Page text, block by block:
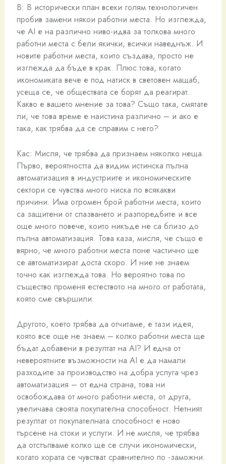
В: В исторически план всеки голям технологичен
пробив замени някои работни места. Но изглежда,
че AI е на различно ниво-идва за толкова много
работни места с бели якички, всички наведнъж. И
новите работни места, които създава, просто не
изглежда да бъде в крак. Плюс това, когато
икономиката вече е под натиск в световен мащаб,
усеща се, че обществата се борят да реагират.
Какво е вашето мнение за това? Също така, смятате
ли, че това време е наистина различно – и ако е
така, как трябва да се справим с него?
Кас: Мисля, че трябва да признаем няколко неща.
Първо, вероятността да видим истинска пълна
автоматизация в индустриите и икономическите
сектори се чувства много ниска по всякакви
причини. Има огромен брой работни места, които
са защитени от спазването и разпоредбите и все
още много повече, които никъде не са близо до
пълна автоматизация. Това каза, мисля, че също е
вярно, че много работни места поне частично ще
се автоматизират доста скоро. И ние не знаем
точно как изглежда това. Но вероятно това по
същество променя естеството на много от работата,
която сме свършили.
Другото, което трябва да отчитаме, е тази идея,
която все още не знаем – колко работни места ще
бъдат добавени в резултат на AI? И една от
невероятните възможности на AI е да намали
разходите за производство на добра услуга чрез
автоматизация – от една страна, това ни
освобождава от много работни места, от друга,
увеличава своята покупателна способност. Нетният
резултат от покупателната способност е ново
търсене на стоки и услуги. И не мисля, че трябва
да отстъпваме колко ще се случи икономически,
когато хората се чувстват сравнително по -заможни.